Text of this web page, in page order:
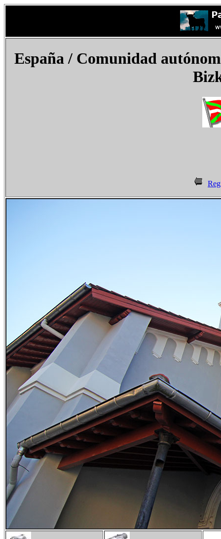
España/ Comunidad